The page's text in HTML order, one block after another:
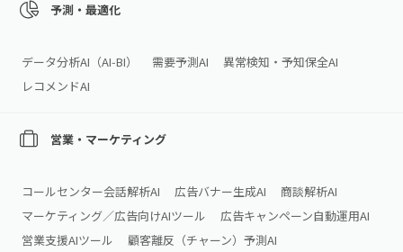
予測・最適化
データ分析AI（AI‑BI） 需要予測AI
異常検知・予知保全AI
レコメンドAI
営業・マーケティング
コールセンター会話解析AI 広告バナー生成AI
商談解析AI
マーケティング／広告向けAIツール
広告キャンペーン自動運用AI
営業支援AIツール
顧客離反（チャーン）予測AI